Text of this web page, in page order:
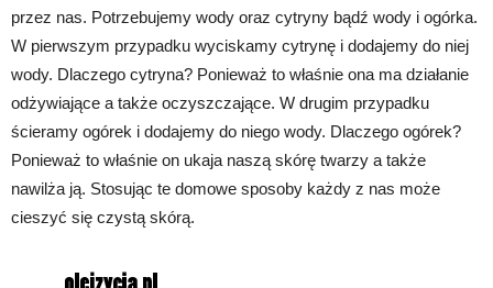
przez nas. Potrzebujemy wody oraz cytryny bądź wody i ogórka.
W pierwszym przypadku wyciskamy cytrynę i dodajemy do niej
wody. Dlaczego cytryna? Ponieważ to właśnie ona ma działanie
odżywiające a także oczyszczające. W drugim przypadku
ścieramy ogórek i dodajemy do niego wody. Dlaczego ogórek?
Ponieważ to właśnie on ukaja naszą skórę twarzy a także
nawilża ją. Stosując te domowe sposoby każdy z nas może
cieszyć się czystą skórą.